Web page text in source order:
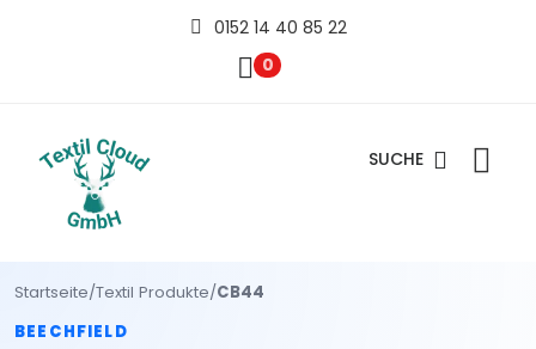
0152 14 40 85 22
0
SUCHE
Startseite/Textil Produkte/CB44
BEECHFIELD